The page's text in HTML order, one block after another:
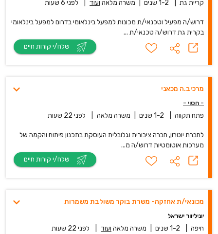
קריית גת 1-2 שנים משרה מלאה ועוד לפני 6 שעות
דרוש/ה מפעיל וטכנאי/ת מכונות למפעל בינלאומי בדרום למפעל בינלאומי
בקרית גת דרוש/ה טכנאי/ת ...
מרכיב.ה מכאני
- חסוי -
פתח תקווה 1-2 שנים משרה מלאה לפני 22 שעות
לחברת יוטרון, חברה ציבורית וגלובלית העוסקת בתכנון פיתוח והקמה של
מערכות אוטומטיות דרוש/ה מ...
מכונאי/ת אחזקה- משרת בוקר משולבת משמרות
יוניליוור ישראל
חיפה 1-2 שנים משרה מלאה ועוד לפני 22 שעות